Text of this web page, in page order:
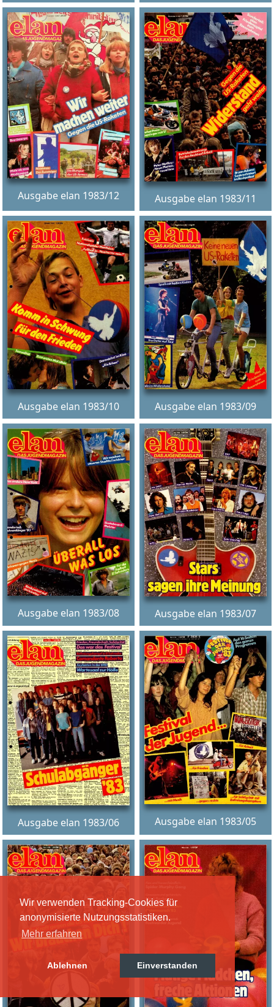
Wir verwenden Tracking-Cookies für
anonymisierte Nutzungsstatistiken.
Mehr erfahren
Ablehnen Einverstanden
Ausgabe elan 1983/12 Ausgabe elan 1983/11
Ausgabe elan 1983/10 Ausgabe elan 1983/09
Ausgabe elan 1983/08 Ausgabe elan 1983/07
Ausgabe elan 1983/06 Ausgabe elan 1983/05